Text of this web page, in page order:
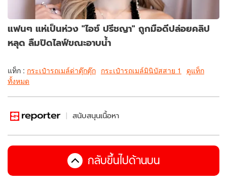
แฟนๆ แห่เป็นห่วง "ไอซ์ ปรีชญา" ถูกมือดีปล่อยคลิป
หลุด ลืมปิดไลฟ์ขณะอาบน้ำ
แท็ก : กระเป๋ารถเมล์ด่าตุ๊กตุ๊ก กระเป๋ารถเมล์มินิบัสสาย 1
ดูแท็ก
ทั้งหมด
สนับสนุนเนื้อหา
กลับขึ้นไปด้านบน